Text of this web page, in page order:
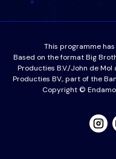
This programme
Based on the format Big
Producties B.V./John de
Producties BV., part of the
Copyright ©